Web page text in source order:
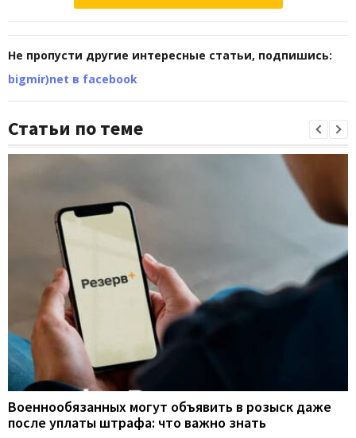
Не пропусти другие интересные статьи, подпишись:
bigmir)net в facebook
Статьи по теме
Военнообязанных могут объявить в розыск даже
после уплаты штрафа: что важно знать